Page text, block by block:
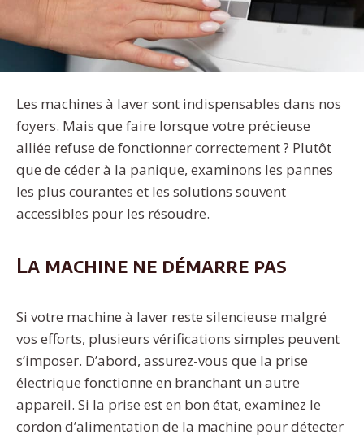
Les machines à laver sont indispensables dans nos
foyers. Mais que faire lorsque votre précieuse
alliée refuse de fonctionner correctement ? Plutôt
que de céder à la panique, examinons les pannes
les plus courantes et les solutions souvent
accessibles pour les résoudre.
La machine ne démarre pas
Si votre machine à laver reste silencieuse malgré
vos efforts, plusieurs vérifications simples peuvent
s’imposer. D’abord, assurez-vous que la prise
électrique fonctionne en branchant un autre
appareil. Si la prise est en bon état, examinez le
cordon d’alimentation de la machine pour détecter